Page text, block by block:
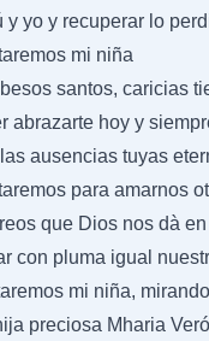
y yo y recuperar lo
mi niña
santos, caricias
abrazarte hoy y
ausencias tuyas
para amarnos
que Dios nos dà
con pluma igual
mi niña,
preciosa Mharia